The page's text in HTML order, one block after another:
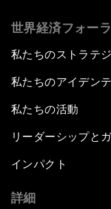
世界経済フォー
私たちのストラテ
私たちのアイデン
私たちの活動
リーダーシップと
インパクト
詳細